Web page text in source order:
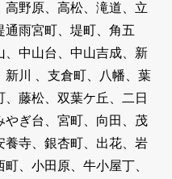
野原、高松、滝道、立
通雨宮町、堤町、角五
中山台、中山吉成、新
川 、支倉町、八幡、葉
藤松、双葉ケ丘、二日
やぎ台、宮町、向田、茂
養寺、銀杏町、出花、岩
、小田原、牛小屋丁、